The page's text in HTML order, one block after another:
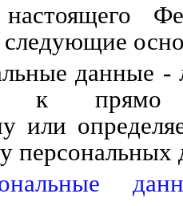
следующие
данные
к
или